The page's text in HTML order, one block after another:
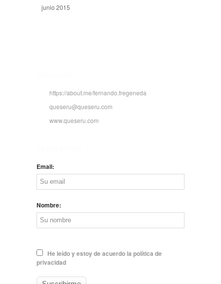
junio 2015
https://about.me/fernando.fregeneda
queseru@queseru.com
www.queseru.com
Email:
Nombre:
He leído y estoy de acuerdo la política de
privacidad